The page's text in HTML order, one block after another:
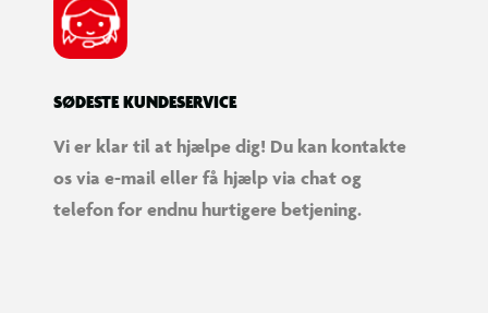
SØDESTE KUNDESERVICE
Vi er klar til at hjælpe dig! Du kan kontakte
os via e-mail eller få hjælp via chat og
telefon for endnu hurtigere betjening.